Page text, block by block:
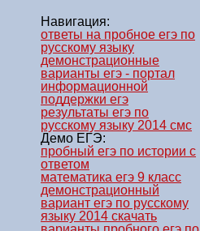
Навигация:
ответы на пробное егэ по
русскому языку
демонстрационные
варианты егэ - портал
информационной
поддержки егэ
результаты егэ по
русскому языку 2014 смс
Демо ЕГЭ:
пробный егэ по истории с
ответом
математика егэ 9 класс
демонстрационный
вариант егэ по русскому
языку 2014 скачать